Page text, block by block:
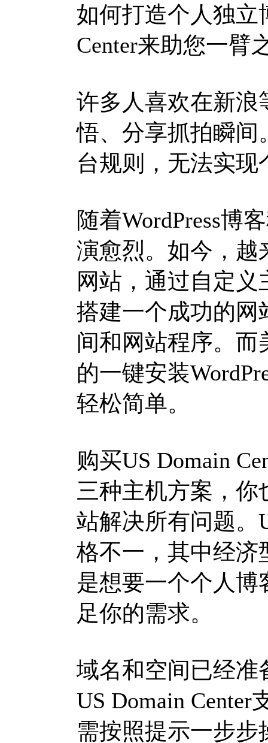
如何打造个人独立
Center来助您一臂
许多人喜欢在新浪
悟、分享抓拍瞬间
台规则，无法实现
随着WordPress博
演愈烈。如今，越
网站，通过自定
搭建一个成功的网
间和网站程序。而
的一键安装
轻松简单。
购买US Domain
三种主机方案，
站解决所有问题。
格不一，其中经济
是想要一个个人
足你的需求。
域名和空间已经准
US Domain Center
需按照提示一步步